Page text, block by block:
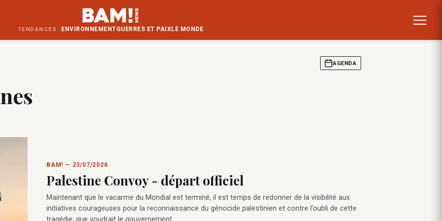
TENDANCES : ENVIRONNEMENTGUERRES ET PAIXLE MONDE
AGENDA
BAM! — 23/07/2026
Palestine Convoy - départ officiel
Maintenant que le vacarme du Mondial est terminé, il est temps de redonner de la visibilité aux
initiatives courageuses pour la reconnaissance du génocide palestinien et contre l’oubli de cette